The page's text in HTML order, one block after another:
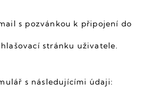
s pozvánkou k připojení do
stránku uživatele.
s následujícími údaji: